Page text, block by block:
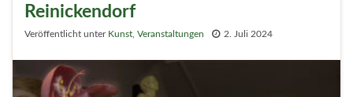
Reinickendorf
Veröffentlicht unter Kunst Veranstaltungen 2. Juli 2024